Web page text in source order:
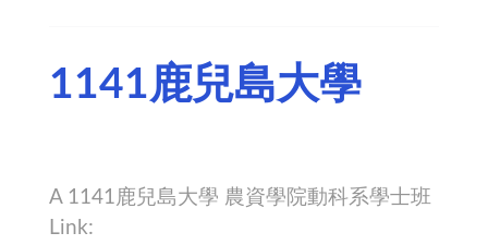
1141鹿兒島大學
A 1141鹿兒島大學 農資學院動科系學士班
Link: